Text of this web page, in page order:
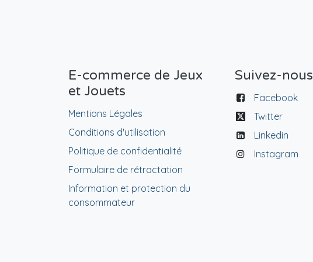
E-commerce de Jeux
et Jouets
Mentions Légales
Conditions d'utilisation
Politique de confidentialité
Formulaire de rétractation
Information et protection du
consommateur
Suivez-nous
Facebook
Twitter
Linkedin
Instagram